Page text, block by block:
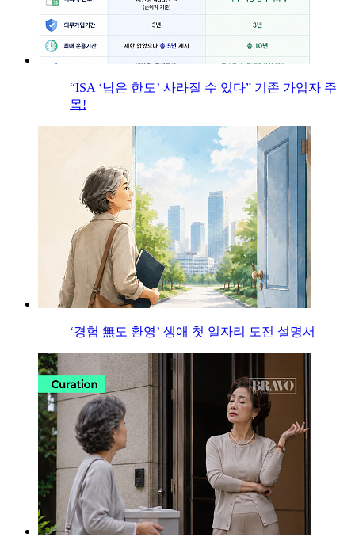
“ISA ‘남은 한도’ 사라질 수 있다” 기존 가입자 주
목!
‘경험 無도 환영’ 생애 첫 일자리 도전 설명서